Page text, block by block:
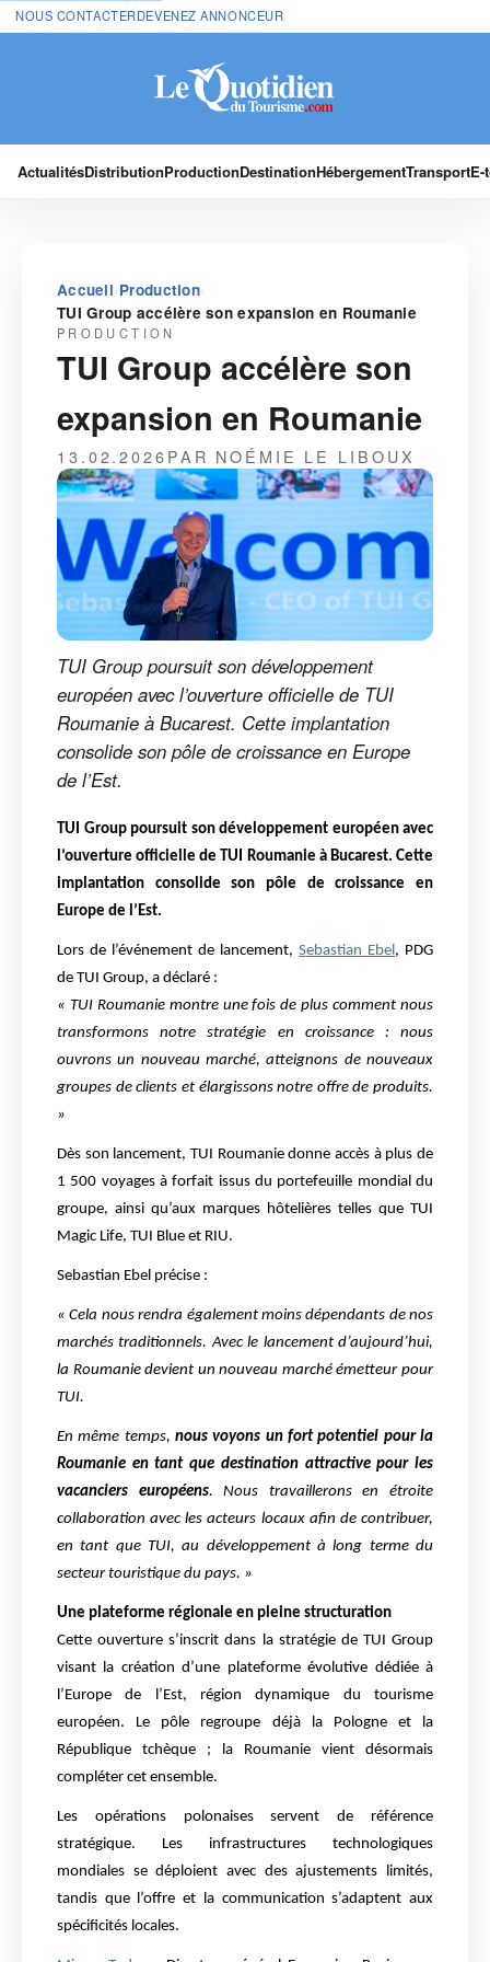
NOUS CONTACTERDEVENEZ ANNONCEUR
ActualitésDistributionProductionDestinationHébergementTransport
Accueil›Production›
TUI Group accélère son expansion en Roumanie
PRODUCTION
TUI Group accélère son
expansion en Roumanie
13.02.2026PAR NOÉMIE LE LIBOUX
TUI Group poursuit son développement
européen avec l’ouverture officielle de TUI
Roumanie à Bucarest. Cette implantation
consolide son pôle de croissance en Europe
de l’Est.
TUI Group poursuit son développement européen avec
l’ouverture officielle de TUI Roumanie à Bucarest. Cette
implantation consolide son pôle de croissance en
Europe de l’Est.
Lors de l’événement de lancement, Sebastian Ebel, PDG
de TUI Group, a déclaré :
« TUI Roumanie montre une fois de plus comment nous
transformons notre stratégie en croissance : nous
ouvrons un nouveau marché, atteignons de nouveaux
groupes de clients et élargissons notre offre de produits.
»
Dès son lancement, TUI Roumanie donne accès à plus de
1 500 voyages à forfait issus du portefeuille mondial du
groupe, ainsi qu’aux marques hôtelières telles que TUI
Magic Life, TUI Blue et RIU.
Sebastian Ebel précise :
« Cela nous rendra également moins dépendants de nos
marchés traditionnels. Avec le lancement d’aujourd’hui,
la Roumanie devient un nouveau marché émetteur pour
TUI.
En même temps, nous voyons un fort potentiel pour la
Roumanie en tant que destination attractive pour les
vacanciers européens. Nous travaillerons en étroite
collaboration avec les acteurs locaux afin de contribuer,
en tant que TUI, au développement à long terme du
secteur touristique du pays. »
Une plateforme régionale en pleine structuration
Cette ouverture s’inscrit dans la stratégie de TUI Group
visant la création d’une plateforme évolutive dédiée à
l’Europe de l’Est, région dynamique du tourisme
européen. Le pôle regroupe déjà la Pologne et la
République tchèque ; la Roumanie vient désormais
compléter cet ensemble.
Les opérations polonaises servent de référence
stratégique. Les infrastructures technologiques
mondiales se déploient avec des ajustements limités,
tandis que l’offre et la communication s’adaptent aux
spécificités locales.